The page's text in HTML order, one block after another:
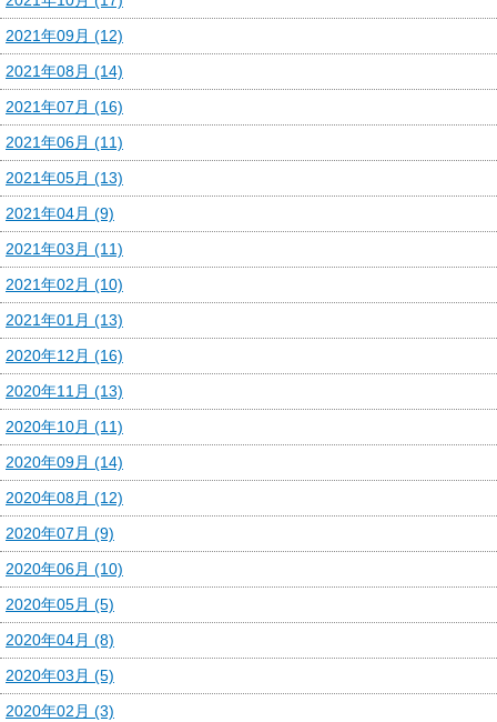
2021年09月 (12)
2021年08月 (14)
2021年07月 (16)
2021年06月 (11)
2021年05月 (13)
2021年04月 (9)
2021年03月 (11)
2021年02月 (10)
2021年01月 (13)
2020年12月 (16)
2020年11月 (13)
2020年10月 (11)
2020年09月 (14)
2020年08月 (12)
2020年07月 (9)
2020年06月 (10)
2020年05月 (5)
2020年04月 (8)
2020年03月 (5)
2020年02月 (3)